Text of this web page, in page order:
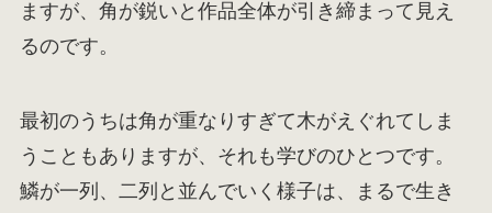
ますが、角が鋭いと作品全体が引き締まって見え
るのです。
最初のうちは角が重なりすぎて木がえぐれてしま
うこともありますが、それも学びのひとつです。
鱗が一列、二列と並んでいく様子は、まるで生き